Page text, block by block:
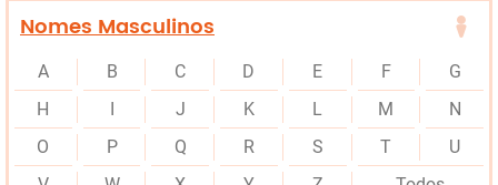
Nomes Masculinos
A B C D E F
G
H
J K L M
N
O
P Q R S T
U